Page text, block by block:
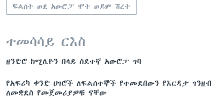
ፍልሰት ወደ አውሮፓ ሞት ወይም ሽረት
ተመሳሳይ ርእስ
ዘንድሮ ከሚሊዮን በላይ ስደተኛ አውሮፓ ገባ
የአፍሪካ ቀንድ ሀገሮች ለፍልሰተኞች የተመደበውን የእርዳታ ገንዘብ
ለመቋደስ የመጀመሪያዎቹ ናቸው